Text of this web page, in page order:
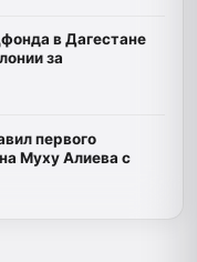
в Дагестане
за
первого
Муху Алиева с